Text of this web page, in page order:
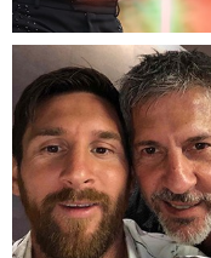
Zdroj: ČTK/Blesk
Tragédie hvězdného